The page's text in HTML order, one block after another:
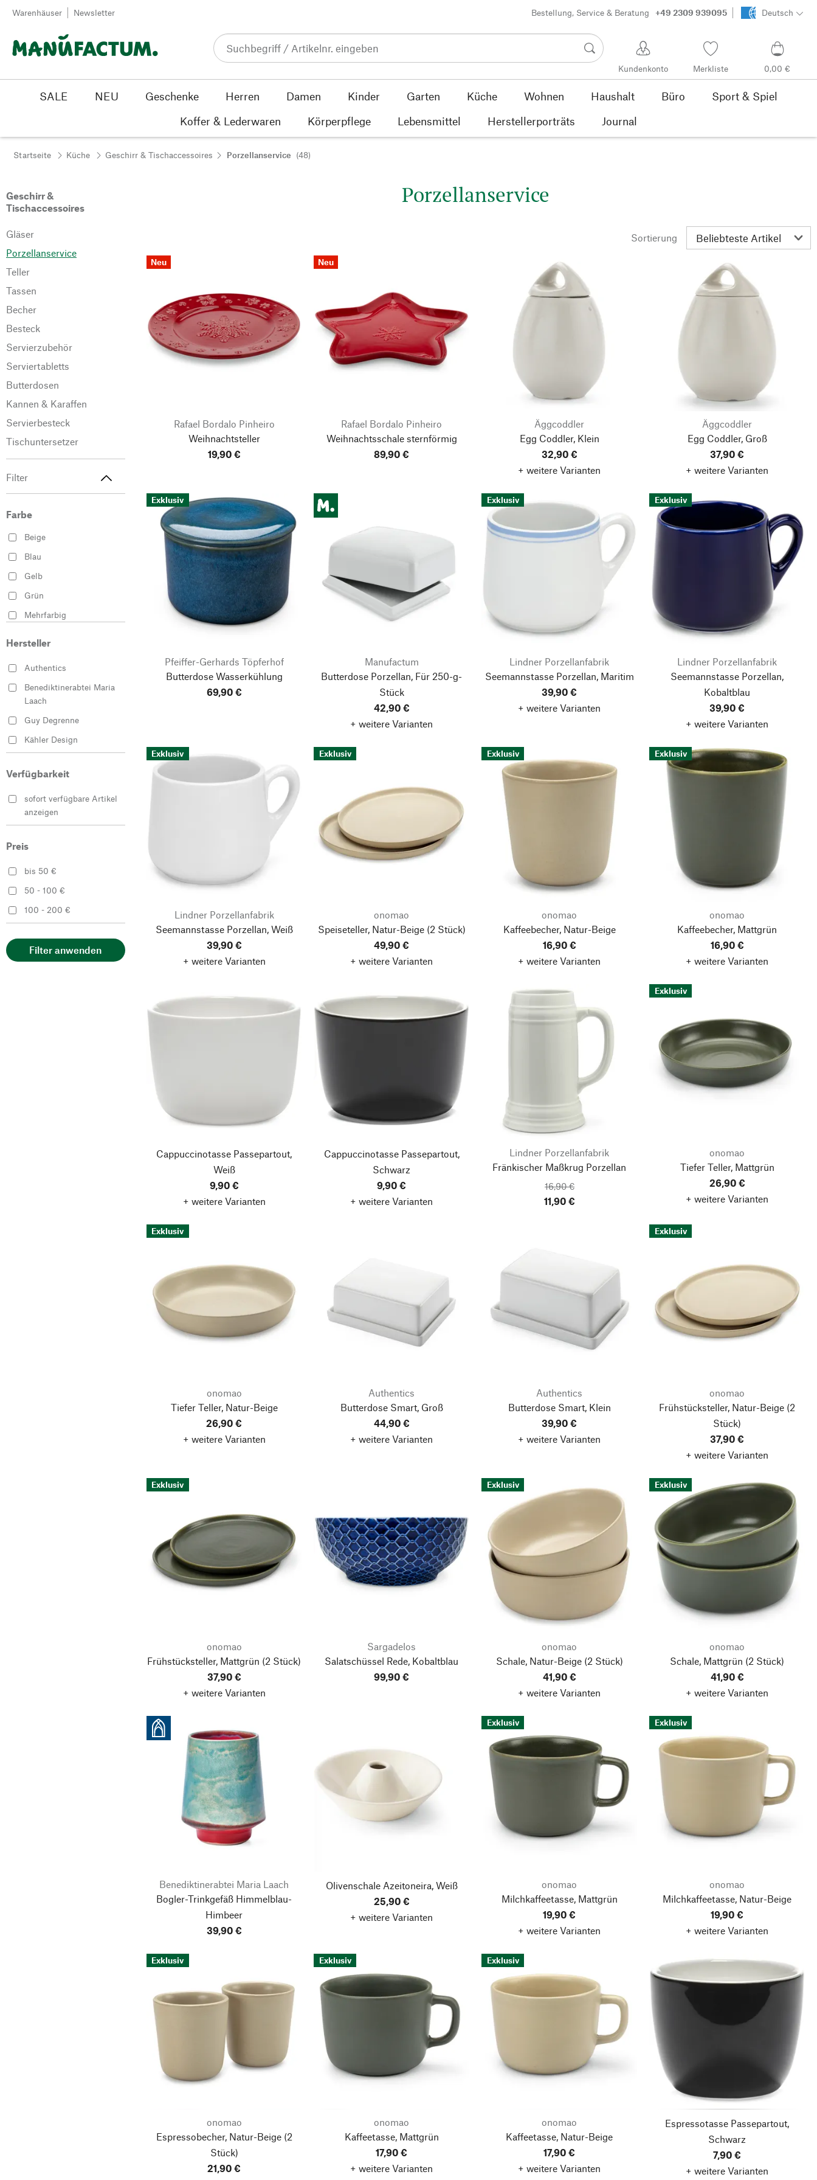
Zum Inhalt springen
Warenhäuser Newsletter Bestellung, Service & Beratung +49 2309 939095 Deutsch
Kundenkonto Merkliste 0,00 €
SALE NEU Geschenke Herren Damen Kinder Garten Küche Wohnen Haushalt Büro
Sport & Spiel
Koffer & Lederwaren
Körperpflege Lebensmittel Herstellerporträts Journal
Startseite Küche Geschirr & Tischaccessoires Porzellanservice (48)
Geschirr &
Tischaccessoires
Gläser
Porzellanservice
Teller
Tassen
Becher
Besteck
Servierzubehör
Serviertabletts
Butterdosen
Kannen & Karaffen
Servierbesteck
Tischuntersetzer
Filter
Farbe
Beige
Blau
Gelb
Grün
Mehrfarbig
Weiß
Hersteller
Authentics
Benediktinerabtei Maria
Laach
Guy Degrenne
Kähler Design
Manufactum
onomao
Pfeiffer-Gerhards
raawii
Rafael Bordalo Pinheiro
Sargadelos
Äggcoddler
Verfügbarkeit
sofort verfügbare Artikel
anzeigen
Preis
bis 50 €
50 - 100 €
100 - 200 €
Filter anwenden
Porzellanservice
Sortierung
Neu
Rafael Bordalo Pinheiro
Weihnachtsteller
19,90 €
Neu
Rafael Bordalo Pinheiro
Weihnachtsschale sternförmig
89,90 €
Äggcoddler
Egg Coddler, Klein
32,90 €
+ weitere Varianten
Äggcoddler
Egg Coddler, Groß
37,90 €
+ weitere Varianten
Exklusiv
Pfeiffer-Gerhards Töpferhof
Butterdose Wasserkühlung
69,90 €
Manufactum
Butterdose Porzellan, Für 250-g-
Stück
42,90 €
+ weitere Varianten
Exklusiv
Lindner Porzellanfabrik
Seemannstasse Porzellan, Maritim
39,90 €
+ weitere Varianten
Exklusiv
Lindner Porzellanfabrik
Seemannstasse Porzellan,
Kobaltblau
39,90 €
+ weitere Varianten
Exklusiv
Lindner Porzellanfabrik
Seemannstasse Porzellan, Weiß
39,90 €
+ weitere Varianten
Exklusiv
onomao
Speiseteller, Natur-Beige(2 Stück)
49,90 €
+ weitere Varianten
Exklusiv
onomao
Kaffeebecher, Natur-Beige
16,90 €
+ weitere Varianten
Exklusiv
onomao
Kaffeebecher, Mattgrün
16,90 €
+ weitere Varianten
Cappuccinotasse Passepartout,
Weiß
9,90 €
+ weitere Varianten
Cappuccinotasse Passepartout,
Schwarz
9,90 €
+ weitere Varianten
Lindner Porzellanfabrik
Fränkischer Maßkrug Porzellan
16,90 €
11,90 €
Exklusiv
onomao
Tiefer Teller, Mattgrün
26,90 €
+ weitere Varianten
Exklusiv
onomao
Tiefer Teller, Natur-Beige
26,90 €
+ weitere Varianten
Authentics
Butterdose Smart, Groß
44,90 €
+ weitere Varianten
Authentics
Butterdose Smart, Klein
39,90 €
+ weitere Varianten
Exklusiv
onomao
Frühstücksteller, Natur-Beige (2
Stück)
37,90 €
+ weitere Varianten
Exklusiv
onomao
Frühstücksteller, Mattgrün (2 Stück)
37,90 €
+ weitere Varianten
Sargadelos
Salatschüssel Rede, Kobaltblau
99,90 €
Exklusiv
onomao
Schale, Natur-Beige(2 Stück)
41,90 €
+ weitere Varianten
Exklusiv
onomao
Schale, Mattgrün (2 Stück)
41,90 €
+ weitere Varianten
Benediktinerabtei Maria Laach
Bogler-Trinkgefäß Himmelblau-
Himbeer
39,90 €
Olivenschale Azeitoneira, Weiß
25,90 €
+ weitere Varianten
Exklusiv
onomao
Milchkaffeetasse, Mattgrün
19,90 €
+ weitere Varianten
Exklusiv
onomao
Milchkaffeetasse, Natur-Beige
19,90 €
+ weitere Varianten
Exklusiv
onomao
Espressobecher, Natur-Beige(2
Stück)
21,90 €
Exklusiv
onomao
Kaffeetasse, Mattgrün
17,90 €
+ weitere Varianten
Exklusiv
onomao
Kaffeetasse, Natur-Beige
17,90 €
+ weitere Varianten
Espressotasse Passepartout,
Schwarz
7,90 €
+ weitere Varianten